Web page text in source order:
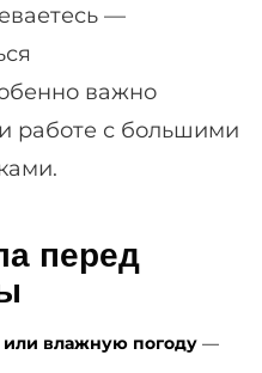
—
важно
работе с большими
перед
влажную погоду —